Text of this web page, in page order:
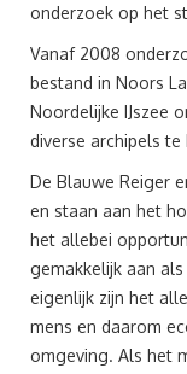
onderzoek op het
Vanaf 2008
bestand in Noors
Noordelijke IJszee
diverse archipels te
De Blauwe Reiger
en staan aan het
het allebei
gemakkelijk aan
eigenlijk zijn het
mens en daarom
omgeving. Als het